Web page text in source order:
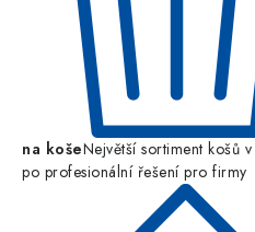
na košeNejvětší sortiment košů
po profesionální řešení pro firmy